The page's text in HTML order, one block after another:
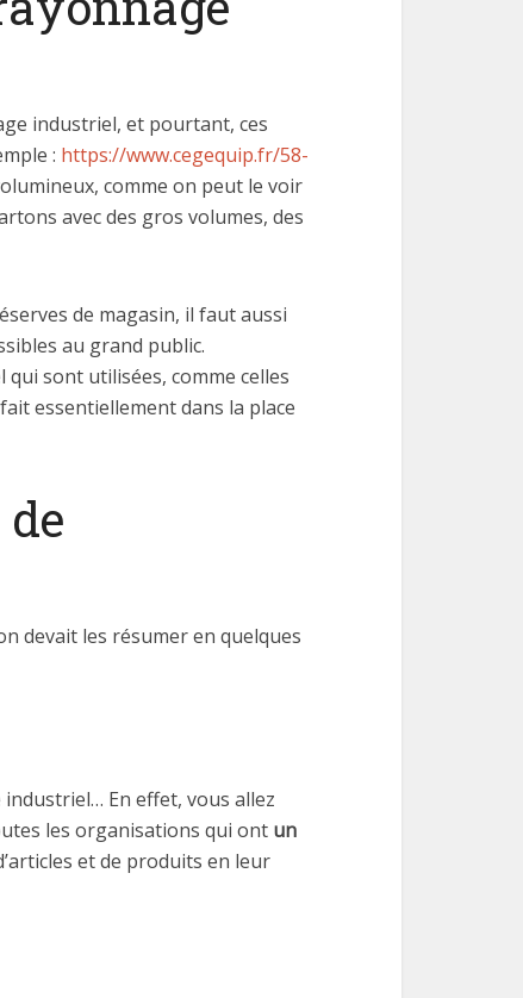
industriel, et pourtant, ces
: https://www.cegequip.fr/58-
comme on peut le voir
avec des gros volumes, des
de magasin, il faut aussi
au grand public.
qui sont utilisées, comme celles
essentiellement dans la place
devait les résumer en quelques
En effet, vous allez
les organisations qui ont un
et de produits en leur